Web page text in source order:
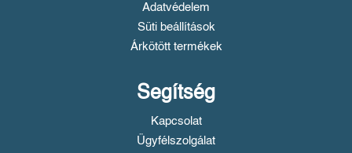
Adatvédelem
Süti beállítások
Árkötött termékek
Segítség
Kapcsolat
Ügyfélszolgálat